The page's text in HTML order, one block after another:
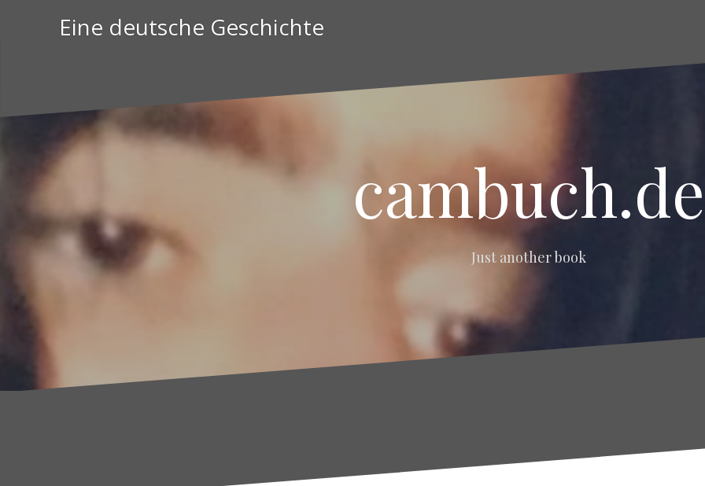
Eine deutsche Geschichte
cambuch.de
Just another book